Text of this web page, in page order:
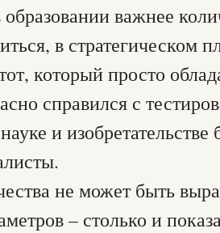
образовании важнее
в стратегическом
который просто
справился с
и
не может быть
– столько и